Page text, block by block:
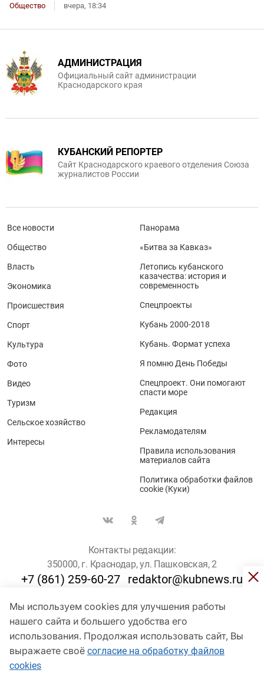
Общество вчера, 18:34
Мы используем cookies для улучшения работы
нашего сайта и большего удобства его
использования. Продолжая использовать сайт, Вы
выражаете своё согласие на обработку файлов
cookies
АДМИНИСТРАЦИЯ
Официальный сайт администрации
Краснодарского края
КУБАНСКИЙ РЕПОРТЕР
Сайт Краснодарского краевого отделения Союза
журналистов России
Все новости
Общество
Власть
Экономика
Происшествия
Спорт
Культура
Фото
Видео
Туризм
Сельское хозяйство
Интересы
Панорама
«Битва за Кавказ»
Летопись кубанского
казачества: история и
современность
Спецпроекты
Кубань 2000-2018
Кубань. Формат успеха
Я помню День Победы
Спецпроект. Они помогают
спасти море
Редакция
Рекламодателям
Правила использования
материалов сайта
Политика обработки файлов
cookie (Куки)
Контакты редакции:
350000, г. Краснодар, ул. Пашковская, 2
+7 (861) 259-60-27 redaktor@kubnews.ru
Для пользователей старше 16 лет
© Кубанские Новости, 2017
Сетевое издание «kubnews» зарегистрировано Федеральной
службой по надзору в сфере связи, информационных технологий
и массовых коммуникаций (Роскомнадзор). Регистрационный